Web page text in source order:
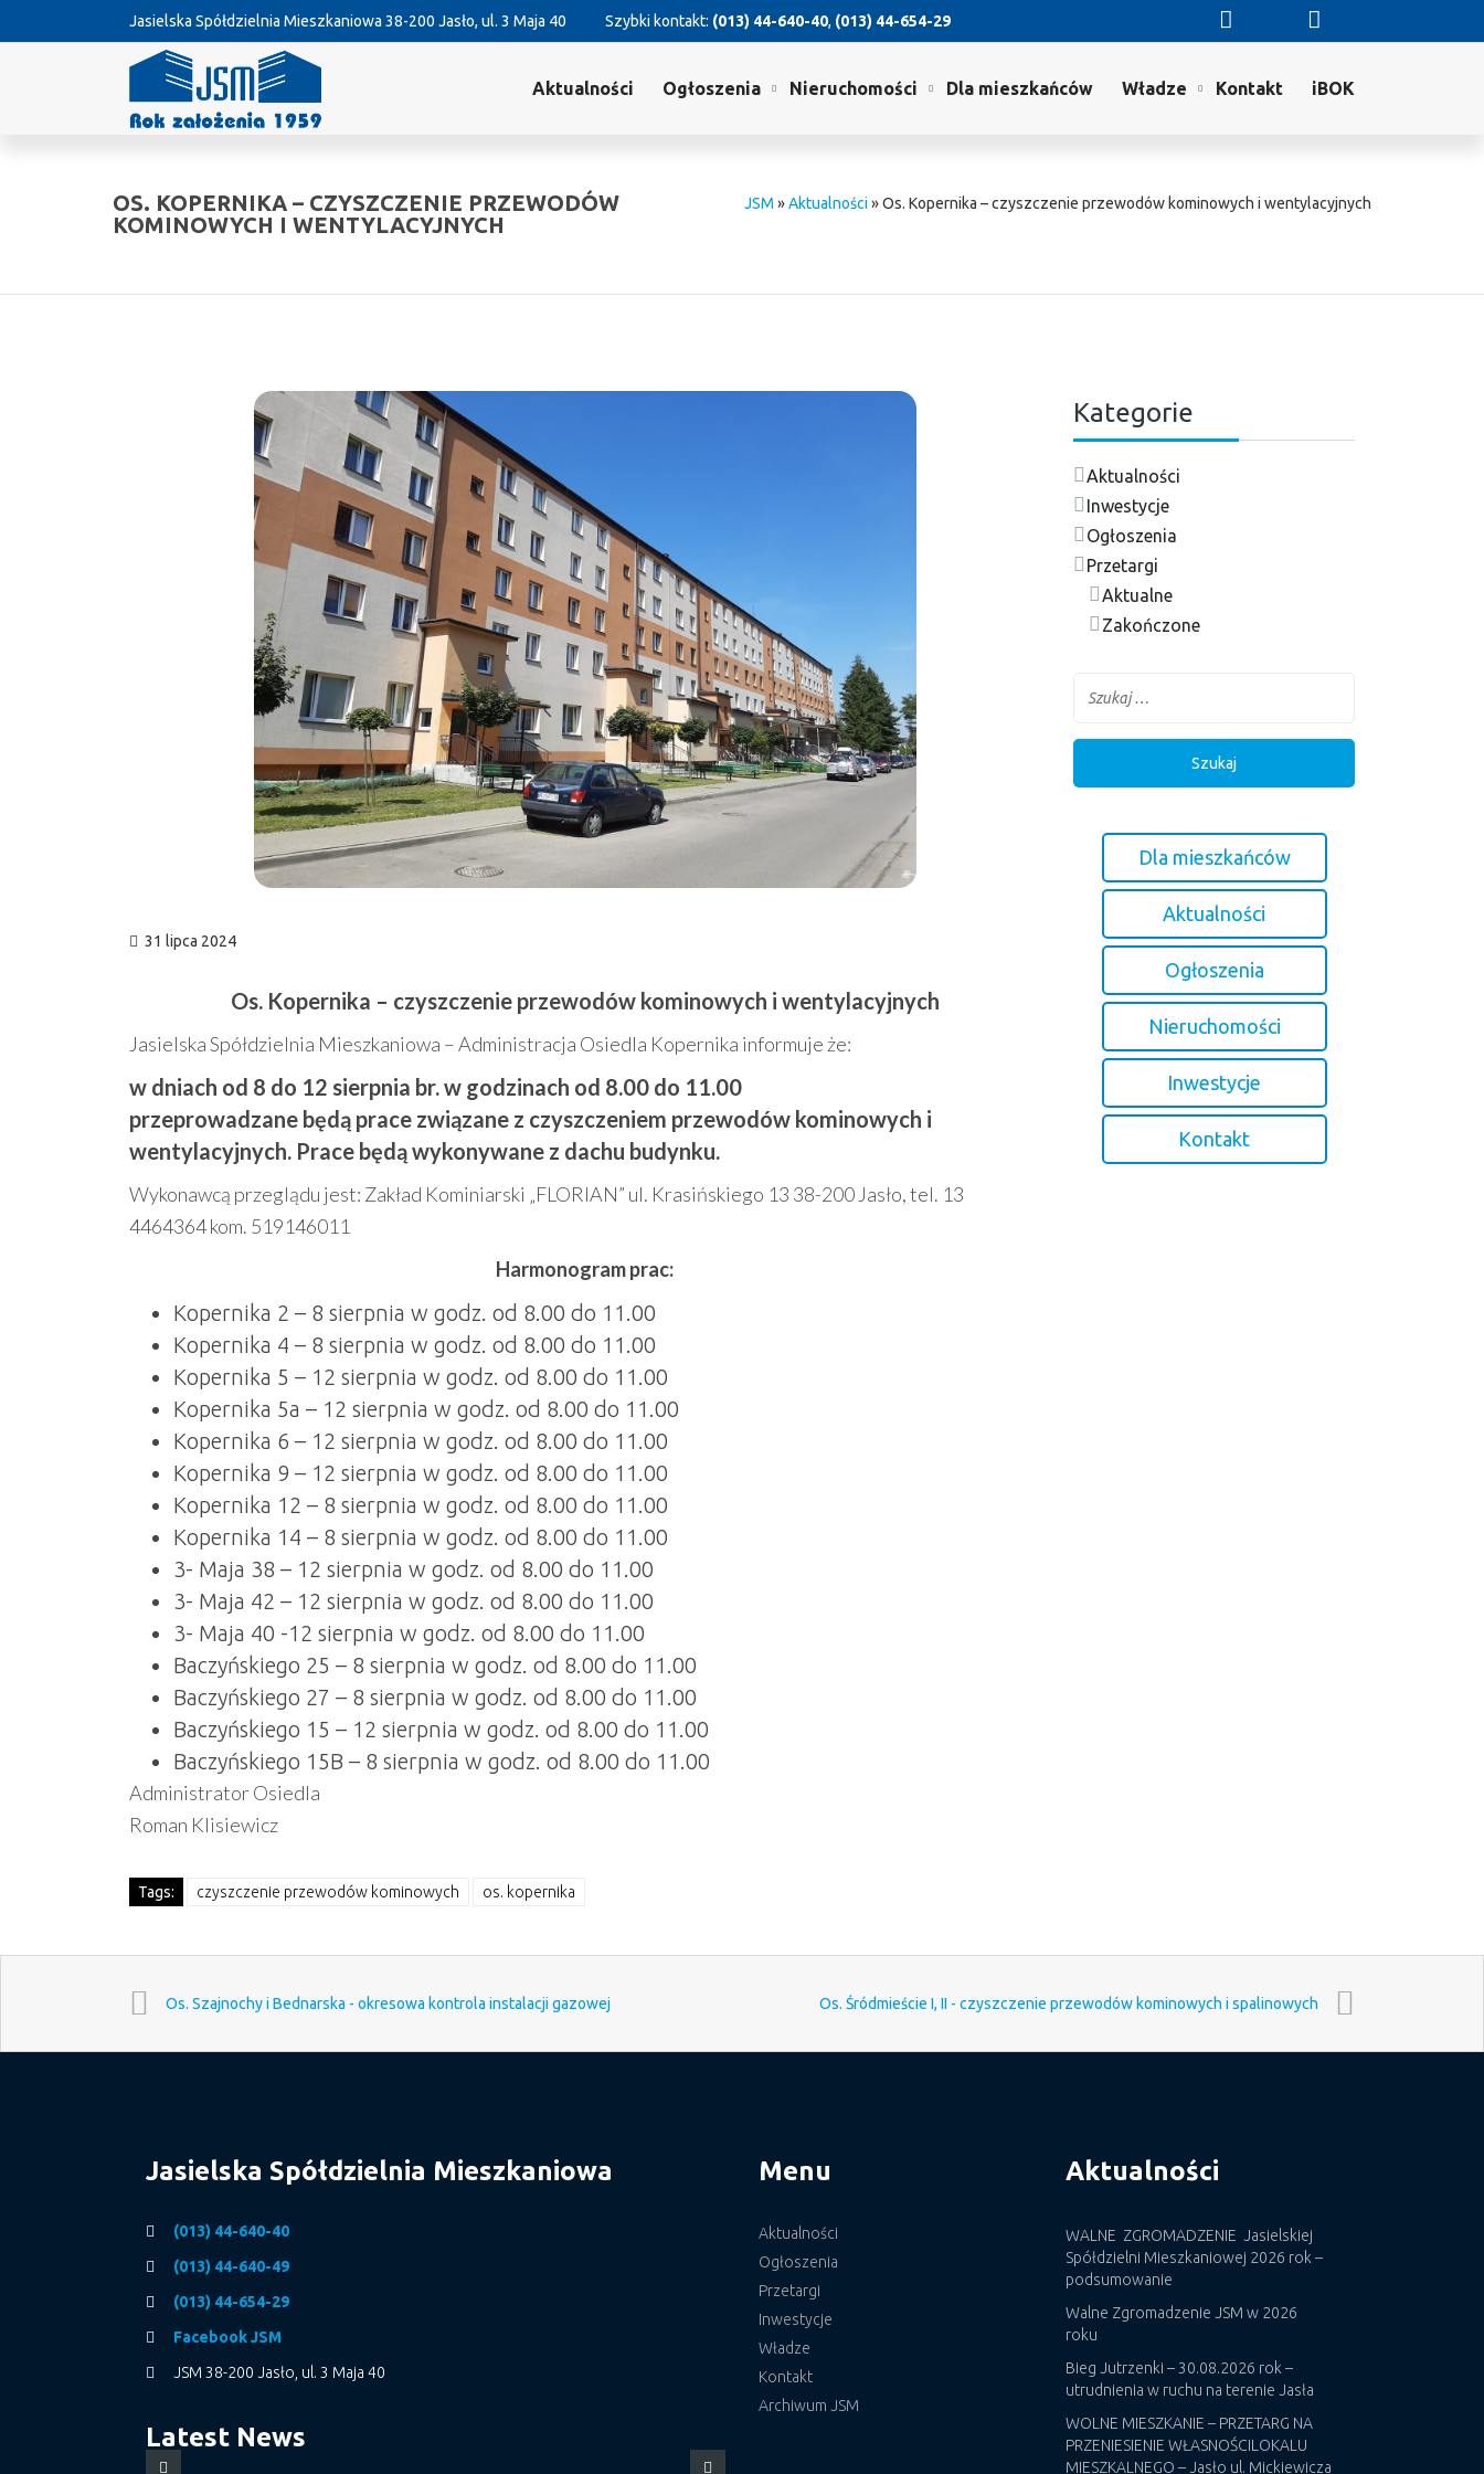
Jasielska Spółdzielnia Mieszkaniowa 38-200 Jasło, ul. 3 Maja 40 Szybki kontakt: (013) 44-640-40, (013) 44-654-29
Aktualności Ogłoszenia Nieruchomości Dla mieszkańców Władze Kontakt iBOK
OS. KOPERNIKA – CZYSZCZENIE PRZEWODÓW
KOMINOWYCH I WENTYLACYJNYCH
JSM »Aktualności»Os. Kopernika – czyszczenie przewodów kominowych i wentylacyjnych
31 lipca 2024
Os. Kopernika – czyszczenie przewodów kominowych i wentylacyjnych
Jasielska Spółdzielnia Mieszkaniowa – Administracja Osiedla Kopernika informuje że:
w dniach od 8 do 12 sierpnia br. w godzinach od 8.00 do 11.00
przeprowadzane będą prace związane z czyszczeniem przewodów kominowych i
wentylacyjnych. Prace będą wykonywane z dachu budynku.
Wykonawcą przeglądu jest: Zakład Kominiarski „FLORIAN” ul. Krasińskiego 13 38-200 Jasło, tel. 13
4464364 kom. 519146011
Harmonogram prac:
Kopernika 2 – 8 sierpnia w godz. od 8.00 do 11.00
Kopernika 4 – 8 sierpnia w godz. od 8.00 do 11.00
Kopernika 5 – 12 sierpnia w godz. od 8.00 do 11.00
Kopernika 5a – 12 sierpnia w godz. od 8.00 do 11.00
Kopernika 6 – 12 sierpnia w godz. od 8.00 do 11.00
Kopernika 9 – 12 sierpnia w godz. od 8.00 do 11.00
Kopernika 12 – 8 sierpnia w godz. od 8.00 do 11.00
Kopernika 14 – 8 sierpnia w godz. od 8.00 do 11.00
3- Maja 38 – 12 sierpnia w godz. od 8.00 do 11.00
3- Maja 42 – 12 sierpnia w godz. od 8.00 do 11.00
3- Maja 40 -12 sierpnia w godz. od 8.00 do 11.00
Baczyńskiego 25 – 8 sierpnia w godz. od 8.00 do 11.00
Baczyńskiego 27 – 8 sierpnia w godz. od 8.00 do 11.00
Baczyńskiego 15 – 12 sierpnia w godz. od 8.00 do 11.00
Baczyńskiego 15B – 8 sierpnia w godz. od 8.00 do 11.00
Administrator Osiedla
Roman Klisiewicz
Tags: czyszczenie przewodów kominowych os. kopernika
Kategorie
Aktualności
Inwestycje
Ogłoszenia
Przetargi
Aktualne
Zakończone
Dla mieszkańców
Aktualności
Ogłoszenia
Nieruchomości
Inwestycje
Kontakt
Os. Szajnochy i Bednarska - okresowa kontrola instalacji gazowej Os. Śródmieście I, II - czyszczenie przewodów kominowych i spalinowych
Jasielska Spółdzielnia Mieszkaniowa
(013) 44-640-40
(013) 44-640-49
(013) 44-654-29
Facebook JSM
JSM 38-200 Jasło, ul. 3 Maja 40
Latest News
Menu
Aktualności
Ogłoszenia
Przetargi
Inwestycje
Władze
Kontakt
Archiwum JSM
Aktualności
WALNE ZGROMADZENIE Jasielskiej
Spółdzielni Mieszkaniowej 2026 rok –
podsumowanie
Walne Zgromadzenie JSM w 2026
roku
Bieg Jutrzenki – 30.08.2026 rok –
utrudnienia w ruchu na terenie Jasła
WOLNE MIESZKANIE – PRZETARG NA
PRZENIESIENIE WŁASNOŚCILOKALU
MIESZKALNEGO – Jasło ul. Mickiewicza